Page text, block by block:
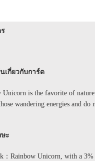
เกี่ยวกับการ์ด
Unicorn is the favorite of
wandering energies and
ะ
：Rainbow Unicorn, with a